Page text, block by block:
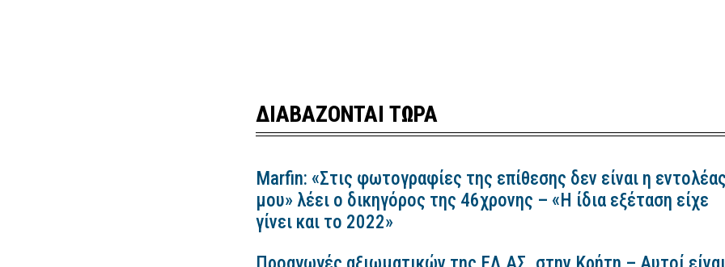
ΔΙΑΒΑΖΟΝΤΑΙ ΤΩΡΑ
Marfin: «Στις φωτογραφίες της επίθεσης δεν είναι η εντολέας
μου» λέει ο δικηγόρος της 46χρονης – «Η ίδια εξέταση είχε
γίνει και το 2022»